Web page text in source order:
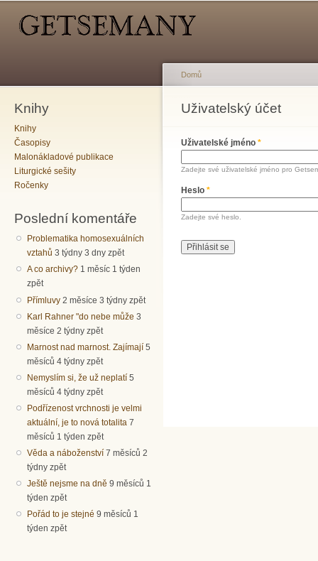
Knihy
Knihy
Časopisy
Malonákladové publikace
Liturgické sešity
Ročenky
Poslední komentáře
Problematika homosexuálních
vztahů 3 týdny 3 dny zpět
A co archivy? 1 měsíc 1 týden
zpět
Přímluvy 2 měsíce 3 týdny zpět
Karl Rahner "do nebe může 3
měsíce 2 týdny zpět
Marnost nad marnost. Zajímají 5
měsíců 4 týdny zpět
Nemyslím si, že už neplatí 5
měsíců 4 týdny zpět
Podřízenost vrchnosti je velmi
aktuální, je to nová totalita 7
měsíců 1 týden zpět
Věda a náboženství 7 měsíců 2
týdny zpět
Ještě nejsme na dně 9 měsíců 1
týden zpět
Pořád to je stejné 9 měsíců 1
týden zpět
Jste zde
Domů
Uživatelský účet
Hlavní záložky
Uživatelské jméno *
Zadejte své uživatelské jméno pro
Heslo *
Zadejte své heslo.